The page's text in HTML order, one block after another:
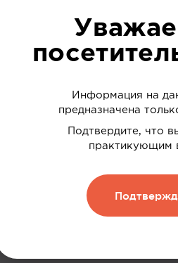
интересов
и обменивать их на
Информация на
предназначена
Подтвердите, что
практикующим